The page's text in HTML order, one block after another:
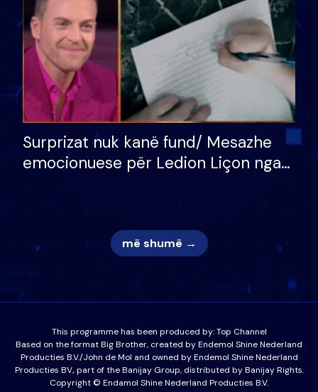
Surprizat nuk kanë fund/ Mesazhe
emocionuese për Ledion Liçon nga
nëna dhe fëmijët e tij, moderatori
nuk i mban dot lotët: Nuk meritoj…
më shumë →
This programme has been produced by:Top Channel
Based on the format Big Brother, created by Endemol Shine Nederland
Producties B.V./John de Mol and owned by Endemol Shine Nederland
Producties BV., part of the Banijay Group, distributed by Banijay Rights.
Copyright © Endamol Shine Nederland Producties B.V.